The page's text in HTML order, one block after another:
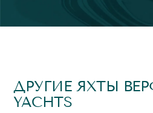
ДРУГИЕ ЯХТЫ
YACHTS